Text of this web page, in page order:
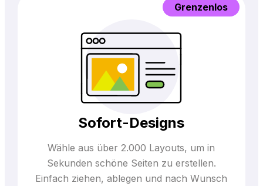
Sofort-Designs
Wähle aus über 2.000 Layouts, um in
Sekunden schöne Seiten zu erstellen.
Einfach ziehen, ablegen und nach Wunsch
Grenzenlos